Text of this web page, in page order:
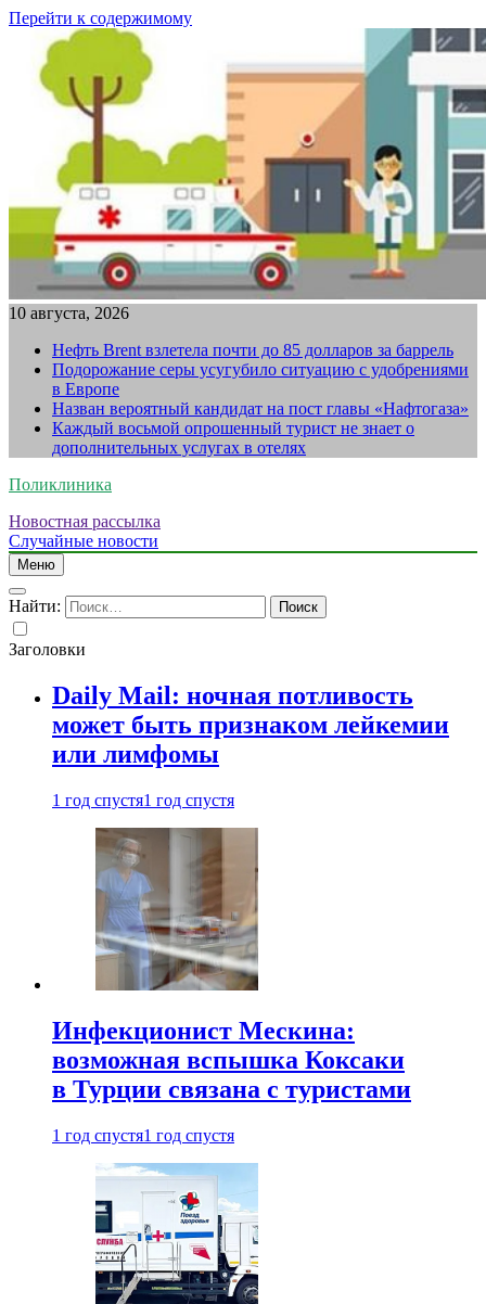
Перейти к содержимому
10 августа, 2026
Нефть Brent взлетела почти до 85 долларов за баррель
Подорожание серы усугубило ситуацию с удобрениями
в Европе
Назван вероятный кандидат на пост главы «Нафтогаза»
Каждый восьмой опрошенный турист не знает о
дополнительных услугах в отелях
Поликлиника
Новостная рассылка
Случайные новости
Меню
Найти:
Заголовки
Daily Mail: ночная потливость
может быть признаком лейкемии
или лимфомы
1 год спустя1 год спустя
Инфекционист Мескина:
возможная вспышка Коксаки
в Турции связана с туристами
1 год спустя1 год спустя